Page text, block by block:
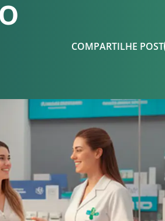
COMPARTILHE POST